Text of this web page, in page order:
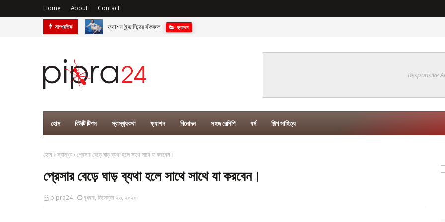
Home About Contact
সাম্প্রতিক ফ্যাশন ইন্ডাস্ট্রির বাঁকবদল ফ‍্যাশন
Responsive
হোম বিউটি টিপস স্বাস্থ‍্যকথা ফ্যাশন বিনোদন সহজ রেসিপি ধর্ম শিল্প সাহিত‍্য
হোম স্বাস্থ‍্য প্রেসার বেড়ে ঘাড় ব্যথা হলে সাথে সাথে যা করবেন।
প্রেসার বেড়ে ঘাড় ব্যথা হলে সাথে সাথে যা করবেন।
pipra24 বুধবার, ডিসেম্বর ২৩, ২০২০